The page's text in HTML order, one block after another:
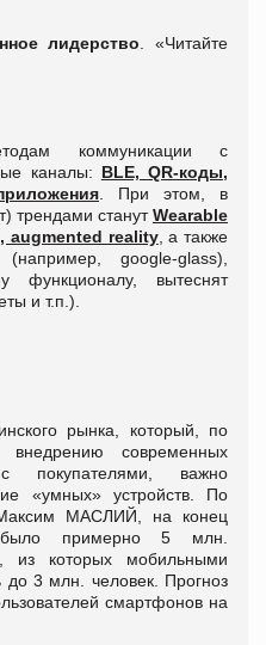
лидерство . «Читайте
коммуникации с
каналы: BLE, QR-коды,
. При этом, в
трендами станутWearable
augmented reality, а также
(например, google-glass),
функционалу, вытеснят
и т.п.).
рынка, который, по
современных
покупателями, важно
«умных» устройств. По
МАСЛИЙ, на конец
примерно 5 млн.
из которых мобильными
до 3 млн. человек. Прогноз
смартфонов на